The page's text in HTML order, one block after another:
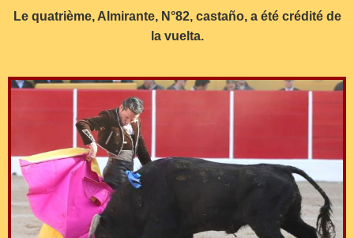
Le quatrième, Almirante, N°82, castaño, a été crédité de
la vuelta.